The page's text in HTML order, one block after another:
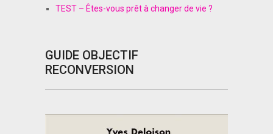
TEST – Êtes-vous prêt à changer de vie ?
GUIDE OBJECTIF
RECONVERSION